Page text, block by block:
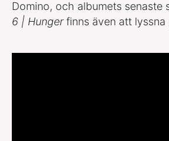
Domino, och albumets senaste
6 | Hungerfinns även att lyssna